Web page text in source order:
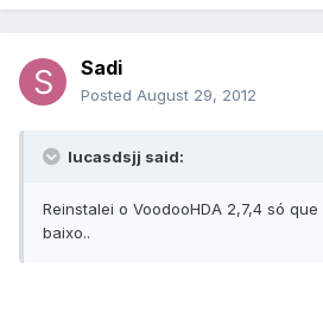
Sadi
Posted August 29, 2012
lucasdsjj said:
Reinstalei o VoodooHDA 2,7,4 só
baixo..